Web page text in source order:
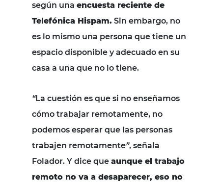
según una encuesta reciente de
Telefónica Hispam. Sin embargo, no
es lo mismo una persona que tiene un
espacio disponible y adecuado en su
casa a una que no lo tiene.
“La cuestión es que si no enseñamos
cómo trabajar remotamente, no
podemos esperar que las personas
trabajen remotamente”, señala
Folador. Y dice que aunque el trabajo
remoto no va a desaparecer, eso no